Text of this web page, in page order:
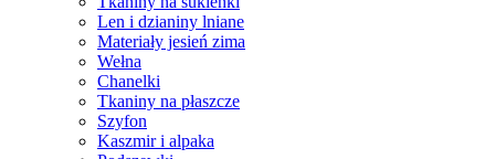
Len i dzianiny lniane
Materiały jesień zima
Wełna
Chanelki
Tkaniny na płaszcze
Szyfon
Kaszmir i alpaka